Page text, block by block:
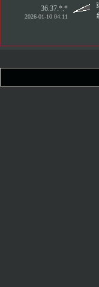
36.37.*.*
2026-01-10 04:11